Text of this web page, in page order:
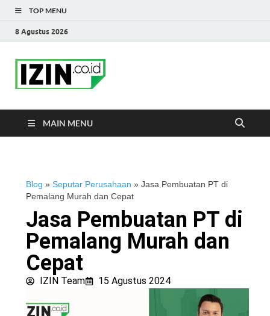
TOP MENU
8 Agustus 2026
MAIN MENU
Blog » Seputar Perusahaan » Jasa Pembuatan PT di
Pemalang Murah dan Cepat
Jasa Pembuatan PT di
Pemalang Murah dan
Cepat
IZIN Team 15 Agustus 2024